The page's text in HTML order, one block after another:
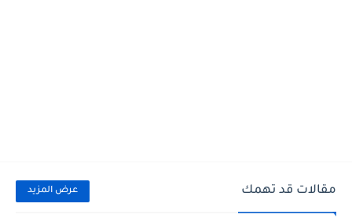
مقالات قد تهمك عرض المزيد